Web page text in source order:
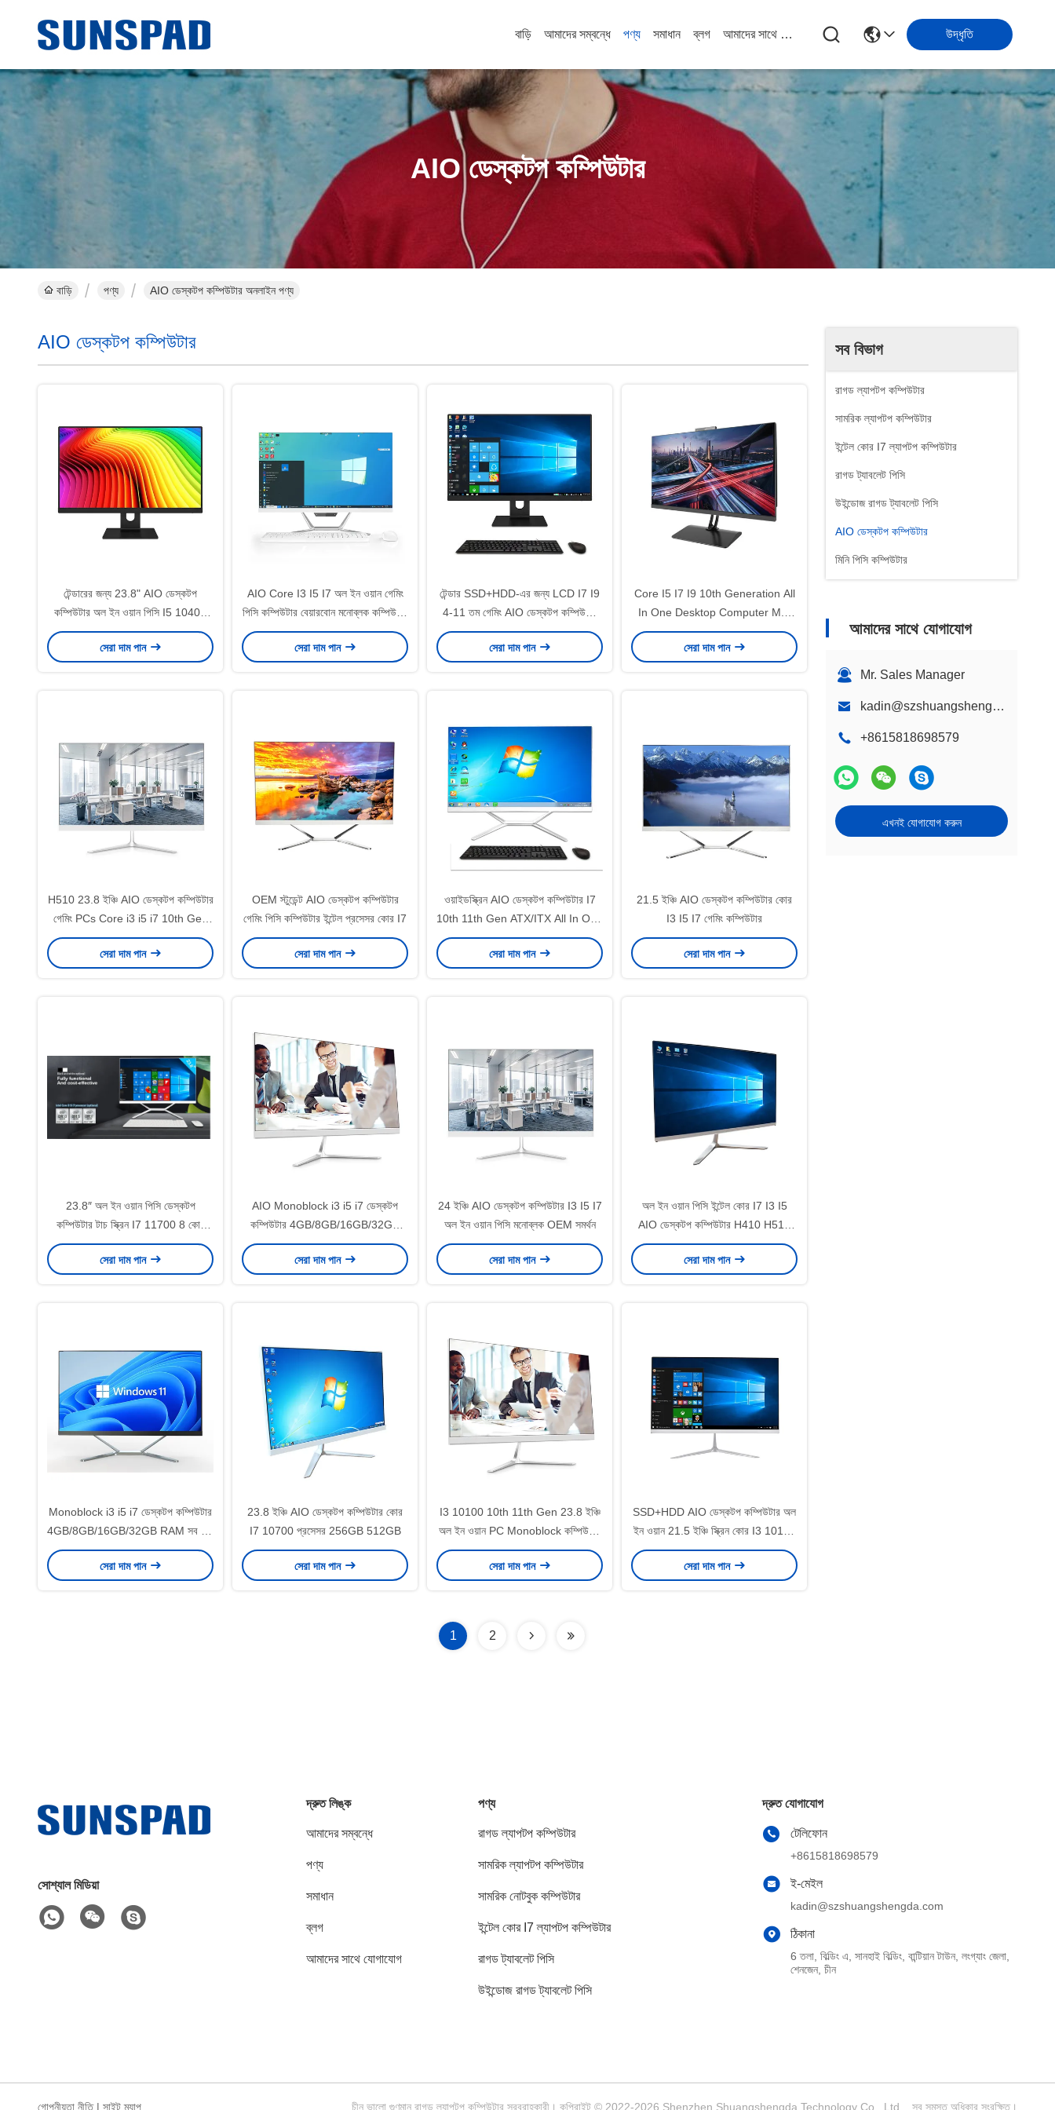
বাড়ি আমাদের সম্বন্ধে পণ্য সমাধান ব্লগ আমাদের সাথে যোগাযোগ উদ্ধৃতি
AIO ডেস্কটপ কম্পিউটার
বাড়ি পণ্য AIO ডেস্কটপ কম্পিউটার অনলাইন পণ্য
সব বিভাগ
রাগড ল্যাপটপ কম্পিউটার
সামরিক ল্যাপটপ কম্পিউটার
ইন্টেল কোর I7 ল্যাপটপ কম্পিউটার
রাগড ট্যাবলেট পিসি
উইন্ডোজ রাগড ট্যাবলেট পিসি
AIO ডেস্কটপ কম্পিউটার
মিনি পিসি কম্পিউটার
আমাদের সাথে যোগাযোগ
Mr. Sales Manager
kadin@szshuangshengda.com
+8615818698579
এখনই যোগাযোগ করুন
AIO ডেস্কটপ কম্পিউটার
টেন্ডারের জন্য 23.8" AIO ডেস্কটপ
কম্পিউটার অল ইন ওয়ান পিসি I5 10400
H510 8GB 256GB Oem মনোব্লক
সেরা দাম পান
AIO Core I3 I5 I7 অল ইন ওয়ান গেমিং
পিসি কম্পিউটার বেয়ারবোন মনোব্লক কম্পিউটার
21.5 "23.8"
সেরা দাম পান
টেন্ডার SSD+HDD-এর জন্য LCD I7 I9
4-11 তম গেমিং AIO ডেস্কটপ কম্পিউটার
পিসি কোর
সেরা দাম পান
Core I5 ​​I7 I9 10th Generation All
In One Desktop Computer M.2
SSD 128G/256G/512G
সেরা দাম পান
H510 23.8 ইঞ্চি AIO ডেস্কটপ কম্পিউটার
গেমিং PCs Core i3 i5 i7 10th Gen
Monoblock Computer
সেরা দাম পান
OEM স্টুডেন্ট AIO ডেস্কটপ কম্পিউটার
গেমিং পিসি কম্পিউটার ইন্টেল প্রসেসর কোর I7
সেরা দাম পান
ওয়াইডস্ক্রিন AIO ডেস্কটপ কম্পিউটার I7
10th 11th Gen ATX/ITX All In One
Desktop Pcs
সেরা দাম পান
21.5 ইঞ্চি AIO ডেস্কটপ কম্পিউটার কোর
I3 I5 I7 গেমিং কম্পিউটার
সেরা দাম পান
23.8″ অল ইন ওয়ান পিসি ডেস্কটপ
কম্পিউটার টাচ স্ক্রিন I7 11700 8 কোর
16mb স্মার্ট ক্যাশে বেয়ারবোন সিস্টেম
সেরা দাম পান
AIO Monoblock i3 i5 i7 ডেস্কটপ
কম্পিউটার 4GB/8GB/16GB/32GB
RAM সব এক পিসিতে
সেরা দাম পান
24 ইঞ্চি AIO ডেস্কটপ কম্পিউটার I3 I5 I7
অল ইন ওয়ান পিসি মনোব্লক OEM সমর্থন
সেরা দাম পান
অল ইন ওয়ান পিসি ইন্টেল কোর I7 I3 I5
AIO ডেস্কটপ কম্পিউটার H410 H510
H610 23.8 ইঞ্চি
সেরা দাম পান
Monoblock i3 i5 i7 ডেস্কটপ কম্পিউটার
4GB/8GB/16GB/32GB RAM সব এক
পিসিতে
সেরা দাম পান
23.8 ইঞ্চি AIO ডেস্কটপ কম্পিউটার কোর
I7 10700 প্রসেসর 256GB 512GB
সেরা দাম পান
I3 10100 10th 11th Gen 23.8 ইঞ্চি
অল ইন ওয়ান PC Monoblock কম্পিউটার
গেমিংয়ের জন্য
সেরা দাম পান
SSD+HDD AIO ডেস্কটপ কম্পিউটার অল
ইন ওয়ান 21.5 ইঞ্চি স্ক্রিন কোর I3 10100
RAM 8GB 16GB
সেরা দাম পান
1 2
সোশ্যাল মিডিয়া
দ্রুত লিঙ্ক
আমাদের সম্বন্ধে
পণ্য
সমাধান
ব্লগ
আমাদের সাথে যোগাযোগ
পণ্য
রাগড ল্যাপটপ কম্পিউটার
সামরিক ল্যাপটপ কম্পিউটার
সামরিক নোটবুক কম্পিউটার
ইন্টেল কোর I7 ল্যাপটপ কম্পিউটার
রাগড ট্যাবলেট পিসি
উইন্ডোজ রাগড ট্যাবলেট পিসি
দ্রুত যোগাযোগ
টেলিফোন
+8615818698579
ই-মেইল
kadin@szshuangshengda.com
ঠিকানা
6 তলা, বিল্ডিং এ, সানহাই বিল্ডিং, বান্টিয়ান টাউন, লংগ্যাং জেলা,
শেনজেন, চীন
গোপনীয়তা নীতি| সাইট ম্যাপ চীন ভালো গুণমান রাগড ল্যাপটপ কম্পিউটার সরবরাহকারী। কপিরাইট © 2022-2026 Shenzhen Shuangshengda Technology Co., Ltd. . সব সমস্ত অধিকার সংরক্ষিত।